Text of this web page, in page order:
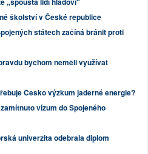
školství v České republice
státech začíná bránit proti
bychom neměli využívat
Česko výzkum jaderné energie?
vízum do Spojeného
univerzita odebrala diplom